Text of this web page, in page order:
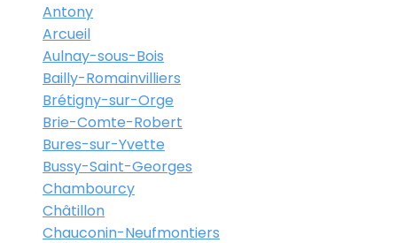
Antony
Arcueil
Aulnay-sous-Bois
Bailly-Romainvilliers
Brétigny-sur-Orge
Brie-Comte-Robert
Bures-sur-Yvette
Bussy-Saint-Georges
Chambourcy
Châtillon
Chauconin-Neufmontiers